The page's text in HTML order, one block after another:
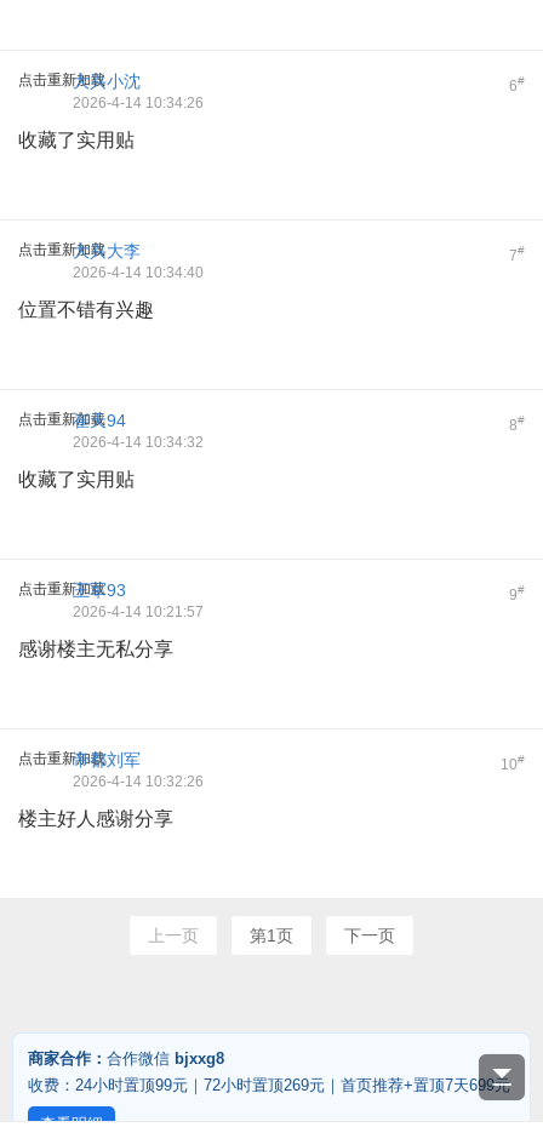
点击重新加载 6#
大兴小沈
2026-4-14 10:34:26
收藏了实用贴
点击重新加载 7#
大兴大李
2026-4-14 10:34:40
位置不错有兴趣
点击重新加载 8#
崔天94
2026-4-14 10:34:32
收藏了实用贴
点击重新加载 9#
王军93
2026-4-14 10:21:57
感谢楼主无私分享
点击重新加载 10#
帝都刘军
2026-4-14 10:32:26
楼主好人感谢分享
上一页 第1页 下一页
商家合作： 合作微信 bjxxg8
收费：24小时置顶99元｜72小时置顶269元｜首页推荐+置顶7天699元
查看明细